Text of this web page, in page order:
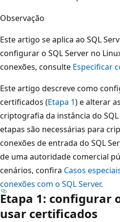
Observação
Este artigo se aplica ao SQL
configurar o SQL Server no
conexões, consulte Especificar
Este artigo descreve como
certificados (Etapa 1) e alterar
criptografia da instância do SQL
etapas são necessárias para
conexões de entrada do SQL
de uma autoridade comercial
cenários, confira Casos
conexões com o SQL Server.
Etapa 1: configurar
usar certificados